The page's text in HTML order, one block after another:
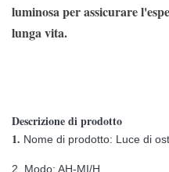
luminosa per assicurare
lunga vita.
Descrizione di prodotto
1. Nome di prodotto: Luce di
2. Modo: AH-MI/H